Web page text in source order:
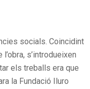
socials. Coincidint
s’introdueixen
els treballs era que
la Fundació Iluro